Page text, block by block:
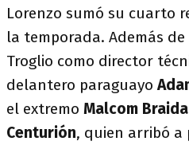
Lorenzo sumó su cuarto
la temporada. Además
Troglio como director
delantero paraguayo
el extremo Malcom Braida
Centurión, quien arribó a